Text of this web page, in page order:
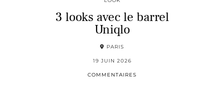
3 looks avec le barrel
Uniqlo
PARIS
19 JUIN 2026
COMMENTAIRES